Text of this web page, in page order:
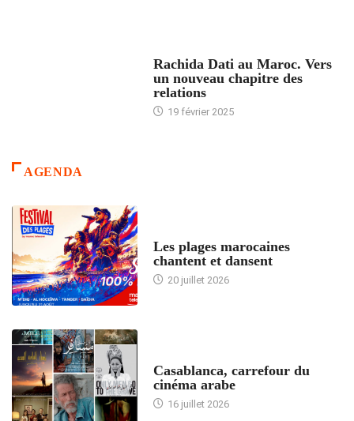
Rachida Dati au Maroc. Vers
un nouveau chapitre des
relations
19 février 2025
AGENDA
Les plages marocaines
chantent et dansent
20 juillet 2026
Casablanca, carrefour du
cinéma arabe
16 juillet 2026